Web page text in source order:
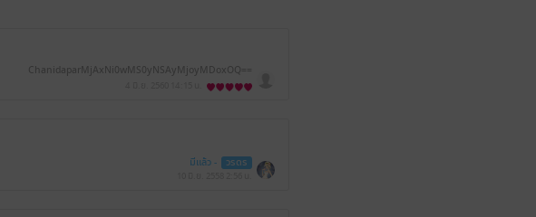
ChanidaparMjAxNi0wMS0yNSAyMjoyMDoxOQ==
มีแล้ว - วรดร